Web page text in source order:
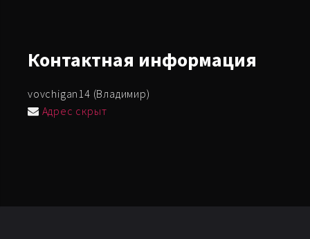
Контактная информация
vovchigan14 (Владимир)
Адрес скрыт